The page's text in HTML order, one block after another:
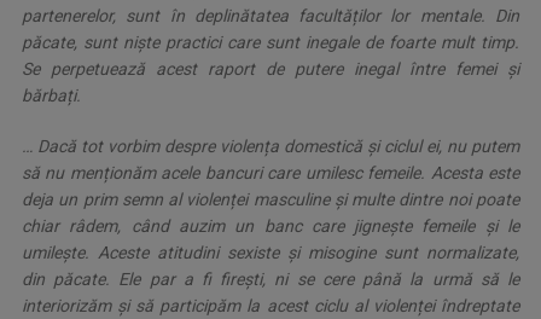
partenerelor, sunt în deplinătatea facultăților lor mentale. Din
păcate, sunt niște practici care sunt inegale de foarte mult timp.
Se perpetuează acest raport de putere inegal între femei și
bărbați.
… Dacă tot vorbim despre violența domestică și ciclul ei, nu putem
să nu menționăm acele bancuri care umilesc femeile. Acesta este
deja un prim semn al violenței masculine și multe dintre noi poate
chiar râdem, când auzim un banc care jignește femeile și le
umilește. Aceste atitudini sexiste și misogine sunt normalizate,
din păcate. Ele par a fi firești, ni se cere până la urmă să le
interiorizăm și să participăm la acest ciclu al violenței îndreptate